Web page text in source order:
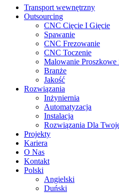
Transport wewnętrzny
Outsourcing
CNC Cięcie I Gięcie
Spawanie
CNC Frezowanie
CNC Toczenie
Malowanie
Branże
Jakość
Rozwiązania
Inżyniernia
Automatyzacja
Instalacja
Rozwiązania Dla
Projekty
Kariera
O Nas
Kontakt
Polski
Angielski
Duński